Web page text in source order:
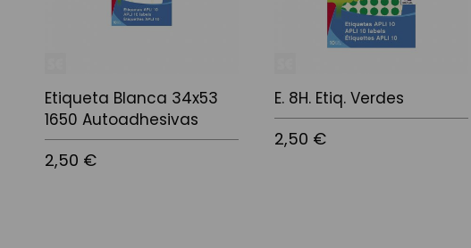
Etiqueta Blanca 34x53
1650 Autoadhesivas
2,50 €
E. 8H. Etiq. Verdes
2,50 €